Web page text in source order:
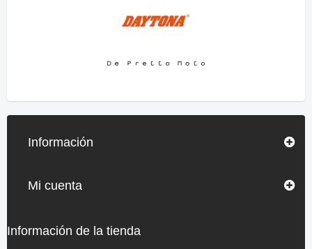
Información
Mi cuenta
Información de la tienda